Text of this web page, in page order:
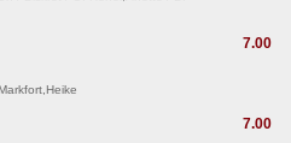
7.00
7.00